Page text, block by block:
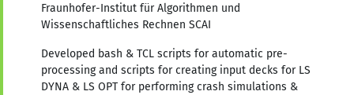
Fraunhofer-Institut für Algorithmen und
Wissenschaftliches Rechnen SCAI
Developed bash & TCL scripts for automatic pre-
processing and scripts for creating input decks for LS
DYNA & LS OPT for performing crash simulations &